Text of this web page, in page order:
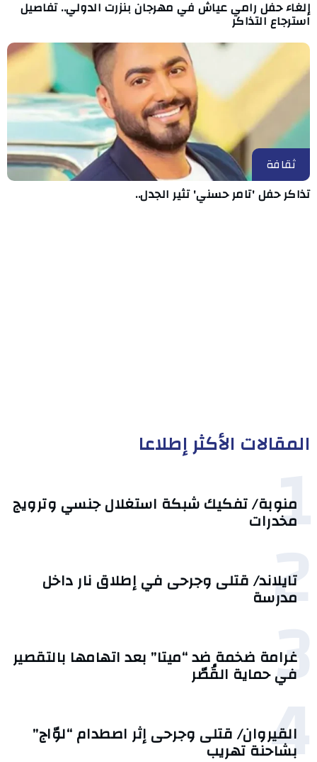
إلغاء حفل رامي عياش في مهرجان بنزرت الدولي.. تفاصيل
استرجاع التذاكر
ثقافة
تذاكر حفل 'تامر حسني' تثير الجدل..
المقالات الأكثر إطلاعا
1
منوبة/ تفكيك شبكة استغلال جنسي وترويج
مخدرات
2
تايلاند/ قتلى وجرحى في إطلاق نار داخل
مدرسة
3
غرامة ضخمة ضد “ميتا” بعد اتهامها بالتقصير
في حماية القُصّر
4
القيروان/ قتلى وجرحى إثر اصطدام “لوّاج”
بشاحنة تهريب